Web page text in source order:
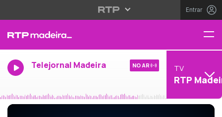
Entrar
Telejornal Madeira NO AR TV
RTP